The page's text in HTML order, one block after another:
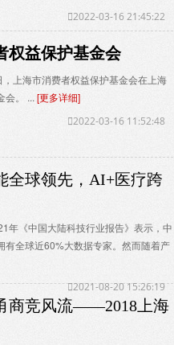
2022-03-16 21:45:22
权益保护基金会
上海市消费者权益保护基金会在上海
会。 ... [更多详细]
2022-03-16 11:52:48
全球领先，AI+医疗跨
年《中国大陆科技行业报告》表示，中
有全球近60%大数据专家。然而随着产
2021-08-20 15:26:19
商竞风流——2018上海